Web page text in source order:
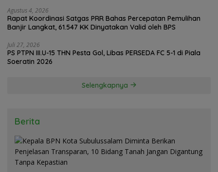
Agustus 4, 2026
Rapat Koordinasi Satgas PRR Bahas Percepatan Pemulihan
Banjir Langkat, 61.547 KK Dinyatakan Valid oleh BPS
Juli 27, 2026
PS PTPN III.U-15 THN Pesta Gol, Libas PERSEDA FC 5-1 di Piala
Soeratin 2026
Selengkapnya
Berita